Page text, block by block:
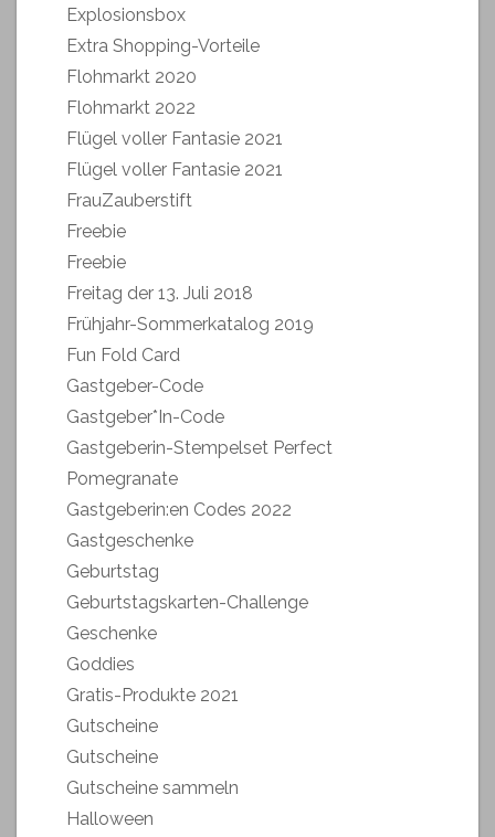
Explosionsbox
Extra Shopping-Vorteile
Flohmarkt 2020
Flohmarkt 2022
Flügel voller Fantasie 2021
Flügel voller Fantasie 2021
FrauZauberstift
Freebie
Freebie
Freitag der 13. Juli 2018
Frühjahr-Sommerkatalog 2019
Fun Fold Card
Gastgeber-Code
Gastgeber*In-Code
Gastgeberin-Stempelset Perfect
Pomegranate
Gastgeberin:en Codes 2022
Gastgeschenke
Geburtstag
Geburtstagskarten-Challenge
Geschenke
Goddies
Gratis-Produkte 2021
Gutscheine
Gutscheine
Gutscheine sammeln
Halloween